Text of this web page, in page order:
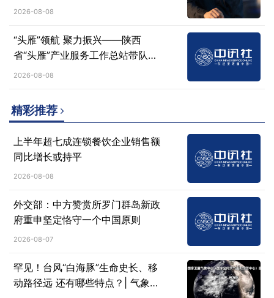
演繹極致法式風雅
2026-08-08
“头雁”领航 聚力振兴​——陕西
省“头雁”产业服务工作总站带队参
加西北（西安）农资双交会
2026-08-08
精彩推荐
上半年超七成连锁餐饮企业销售额
同比增长或持平
2026-08-08
外交部：中方赞赏所罗门群岛新政
府重申坚定恪守一个中国原则
2026-08-07
罕见！台风“白海豚”生命史长、移
动路径远 还有哪些特点？| 气象科